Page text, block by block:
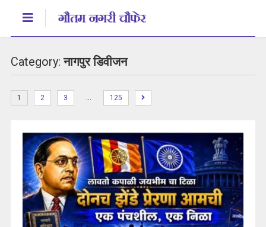
Category:नागपुर डिवीजन
1 2 3 … 125